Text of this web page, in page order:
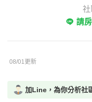
社
請
08/01更新
加Line，為你分析社